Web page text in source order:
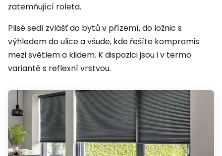
zatemňující roleta.
Plisé sedí zvlášť do bytů v přízemí, do ložnic s
výhledem do ulice a všude, kde řešíte kompromis
mezi světlem a klidem. K dispozici jsou i v termo
variantě s reflexní vrstvou.